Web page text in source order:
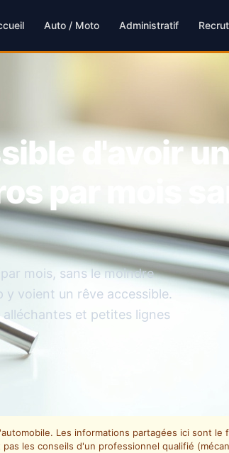
Auto / Moto Administratif
d'avoir
par mois
mois, sans le moindre
voient un rêve accessible.
et petites lignes
Les informations partagées ici sont le
les conseils d'un professionnel qualifié